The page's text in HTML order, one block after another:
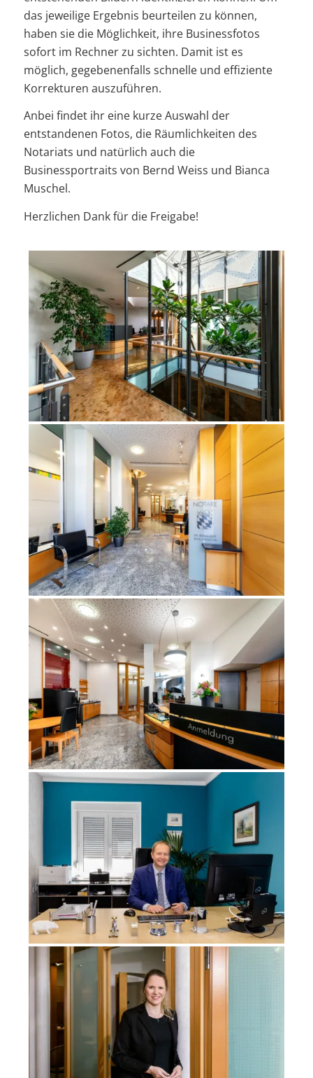
das jeweilige Ergebnis beurteilen zu können,
haben sie die Möglichkeit, ihre Businessfotos
sofort im Rechner zu sichten. Damit ist es
möglich, gegebenenfalls schnelle und effiziente
Korrekturen auszuführen.
Anbei findet ihr eine kurze Auswahl der
entstandenen Fotos, die Räumlichkeiten des
Notariats und natürlich auch die
Businessportraits von Bernd Weiss und Bianca
Muschel.
Herzlichen Dank für die Freigabe!